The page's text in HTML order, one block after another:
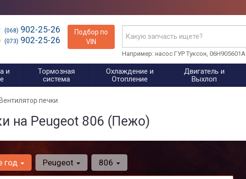
(068) 902-25-26
(073) 902-25-26
Подбор по
VIN
Например: насос ГУР Туксон, 06H905601A
и
Тормозная
система
Охлаждение и
Отопление
Двигатель и
Выхлоп
Вентилятор печки
на Peugeot 806 (Пежо)
год Peugeot 806